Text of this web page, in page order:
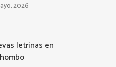
2026
letrinas en